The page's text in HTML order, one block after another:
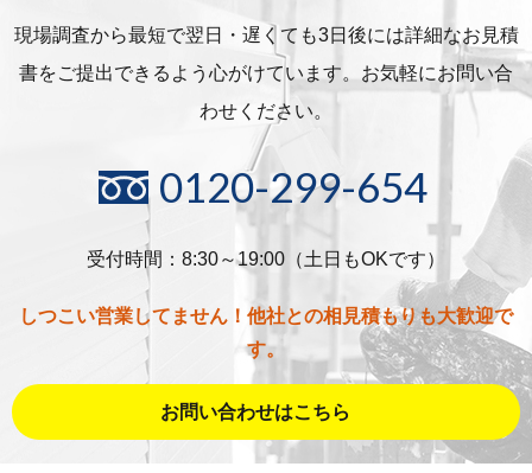
現場調査から最短で翌日・遅くても3日後には詳細なお見積
書をご提出できるよう心がけています。お気軽にお問い合
わせください。
0120-299-654
受付時間：8:30～19:00（土日もOKです）
しつこい営業してません！他社との相見積もりも大歓迎で
す。
お問い合わせはこちら